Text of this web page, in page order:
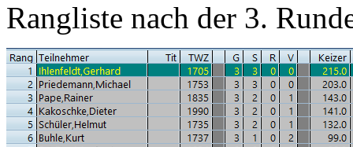
Rangliste nach der 3.